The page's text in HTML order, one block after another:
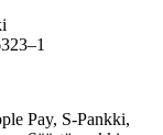
Pay, S-Pankki,